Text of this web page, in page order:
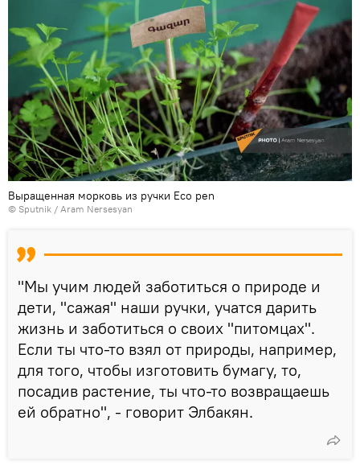
Выращенная морковь из ручки Eco pen
© Sputnik / Aram Nersesyan
"Мы учим людей заботиться о природе и
дети, "сажая" наши ручки, учатся дарить
жизнь и заботиться о своих "питомцах".
Если ты что-то взял от природы, например,
для того, чтобы изготовить бумагу, то,
посадив растение, ты что-то возвращаешь
ей обратно", - говорит Элбакян.